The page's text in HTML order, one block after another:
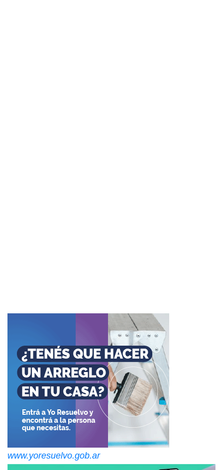
www.yoresuelvo.gob.ar